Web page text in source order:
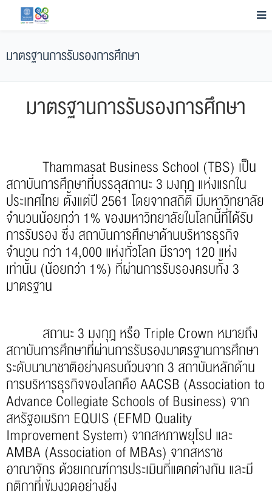
มาตรฐานการรับรองการศึกษา
มาตรฐานการรับรองการศึกษา
Thammasat Business School (TBS) เป็น
สถาบันการศึกษาที่บรรลุสถานะ 3 มงกุฎ แห่งแรกใน
ประเทศไทย ตั้งแต่ปี 2561 โดยจากสถิติ มีมหาวิทยาลัย
จำนวนน้อยกว่า 1% ของมหาวิทยาลัยในโลกนี้ที่ได้รับ
การรับรอง ซึ่ง สถาบันการศึกษาด้านบริหารธุรกิจ
จำนวน กว่า 14,000 แห่งทั่วโลก มีราวๆ 120 แห่ง
เท่านั้น (น้อยกว่า 1%) ที่ผ่านการรับรองครบทั้ง 3
มาตรฐาน
สถานะ 3 มงกุฎ หรือ Triple Crown หมายถึง
สถาบันการศึกษาที่ผ่านการรับรองมาตรฐานการศึกษา
ระดับนานาชาติอย่างครบถ้วนจาก 3 สถาบันหลักด้าน
การบริหารธุรกิจของโลกคือ AACSB (Association to
Advance Collegiate Schools of Business) จาก
สหรัฐอเมริกา EQUIS (EFMD Quality
Improvement System) จากสหภาพยุโรป และ
AMBA (Association of MBAs) จากสหราช
อาณาจักร ด้วยเกณฑ์การประเมินที่แตกต่างกัน และมี
กติกาที่เข้มงวดอย่างยิ่ง